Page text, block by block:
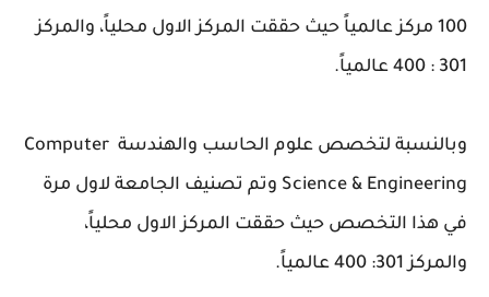
100 مركز عالمياً حيث حققت المركز الاول محلياً، والمركز
301 : 400 عالمياً.
وبالنسبة لتخصص علوم الحاسب والهندسة Computer
Science & Engineering وتم تصنيف الجامعة لاول مرة
في هذا التخصص حيث حققت المركز الاول محلياً،
والمركز 301: 400 عالمياً.